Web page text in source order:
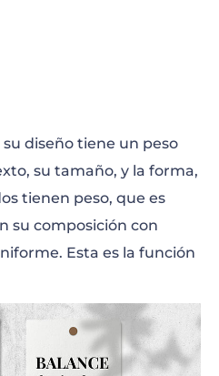
diseño tiene un peso
su tamaño, y la forma,
tienen peso, que es
su composición con
Esta es la función